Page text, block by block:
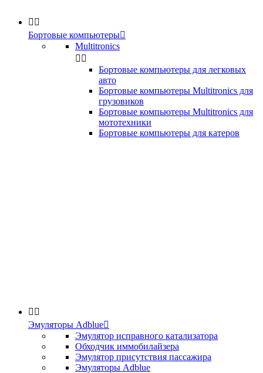
 
Бортовые компьютеры
Multitronics
 
Бортовые компьютеры для легковых
авто
Бортовые компьютеры Multitronics для
грузовиков
Бортовые компьютеры Multitronics для
мототехники
Бортовые компьютеры для катеров
 
Эмуляторы Adblue
Эмулятор исправного катализатора
Обходчик иммобилайзера
Эмулятор присутствия пассажира
Эмуляторы Adblue